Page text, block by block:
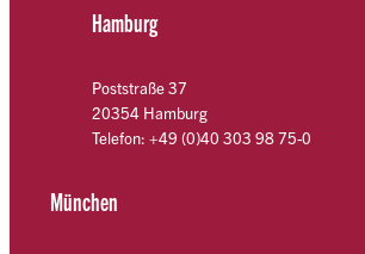
Hamburg
Poststraße 37
20354 Hamburg
Telefon: +49 (0)40 303 98 75-0
München